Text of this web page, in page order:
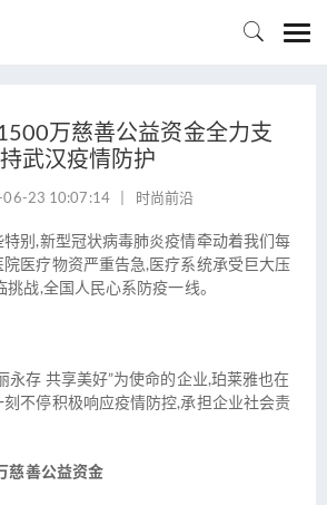
万慈善公益资金全力支
持武汉疫情防护
06-23 10:07:14| 时尚前沿
,新型冠状病毒肺炎疫情牵动着我们每
医疗物资严重告急,医疗系统承受巨大压
战,全国人民心系防疫一线。
存 共享美好”为使命的企业,珀莱雅也在
不停积极响应疫情防控,承担企业社会责
善公益资金